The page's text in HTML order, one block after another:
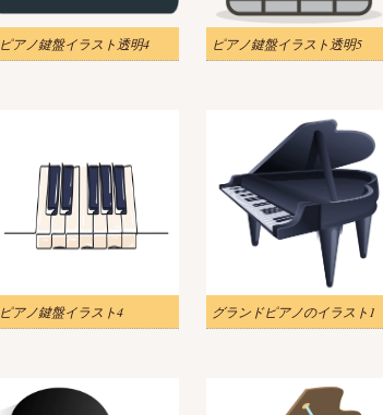
ピアノ鍵盤イラスト透明4 ピアノ鍵盤イラスト透明5
ピアノ鍵盤イラスト4 グランドピアノのイラスト1